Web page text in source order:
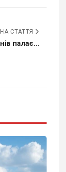
СТАТТЯ
палає...